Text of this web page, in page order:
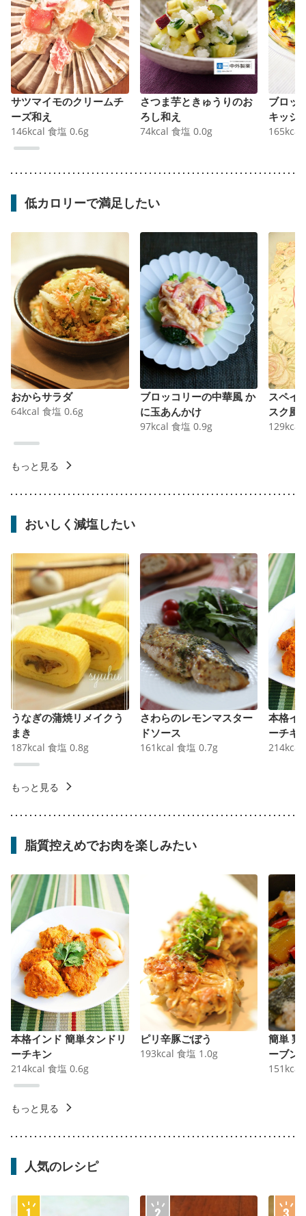
サツマイモのクリームチ
ーズ和え
146kcal 食塩 0.6g
さつま芋ときゅうりのお
ろし和え
74kcal 食塩 0.0g
ブロッ
キッシ
165kcal
低カロリーで満足したい
おからサラダ
64kcal 食塩 0.6g
ブロッコリーの中華風 か
に玉あんかけ
97kcal 食塩 0.9g
スペイ
スク風
129kcal
もっと見る
おいしく減塩したい
うなぎの蒲焼リメイクう
まき
187kcal 食塩 0.8g
さわらのレモンマスター
ドソース
161 kcal 食塩 0.7g
本格イ
ーチキ
214kcal
もっと見る
脂質控えめでお肉を楽しみたい
本格インド 簡単タンドリ
ーチキン
214kcal 食塩 0.6g
ピリ辛豚ごぼう
193kcal 食塩 1.0g
簡単 鶏
ーブン
151 kcal
もっと見る
人気のレシピ